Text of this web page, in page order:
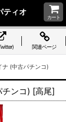
ティオ
カート
関連ページ
ナ (中古パチンコ)
ンコ) [高尾]